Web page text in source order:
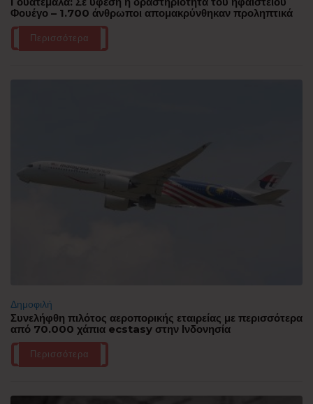
Φουέγο – 1.700 άνθρωποι απομακρύνθηκαν προληπτικά
Περισσότερα
Δημοφιλή
Συνελήφθη πιλότος αεροπορικής εταιρείας με περισσότερα
από 70.000 χάπια ecstasy στην Ινδονησία
Περισσότερα